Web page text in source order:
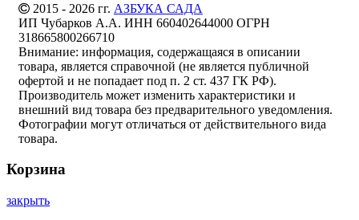
2015 - 2026 гг. АЗБУКА САДА
ИП Чубарков А.А. ИНН 660402644000 ОГРН
318665800266710
Внимание: информация, содержащаяся в описании
товара, является справочной (не является публичной
офертой и не попадает под п. 2 ст. 437 ГК РФ).
Производитель может изменить характеристики и
внешний вид товара без предварительного уведомления.
Фотографии могут отличаться от действительного вида
товара.
Корзина
закрыть